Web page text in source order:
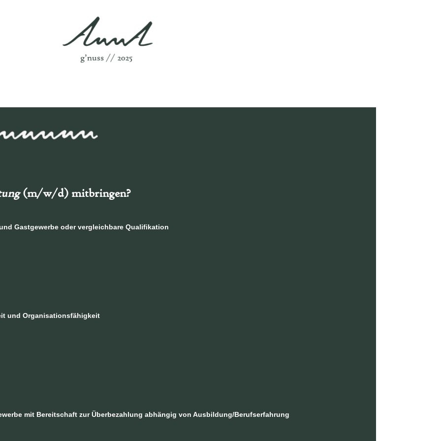
(m/w/d) mitbringen?
Gastgewerbe oder vergleichbare Qualifikation
und Organisationsfähigkeit
mit Bereitschaft zur Überbezahlung abhängig von Ausbildung/Berufserfahrung